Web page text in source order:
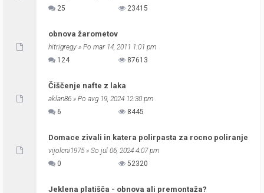
25
23415
obnova žarometov
hitrigregy » Po mar 14, 2011 1:01 pm
124
87613
Čiščenje nafte z laka
aklan86 » Po avg 19, 2024 12:30 pm
6
8445
Domace zivali in katera polirpasta za rocno poliranje
vijolcni1975» So jul 06, 2024 4:07 pm
0
52320
Jeklena platišča - obnova ali premontaža?